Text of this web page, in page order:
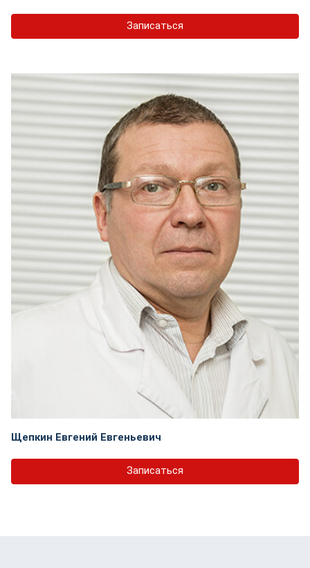
Записаться
Щепкин Евгений Евгеньевич
Записаться